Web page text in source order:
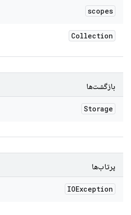
scopes
Collection
بازگشت‌ها
Storage
پرتاب‌ها
IOException